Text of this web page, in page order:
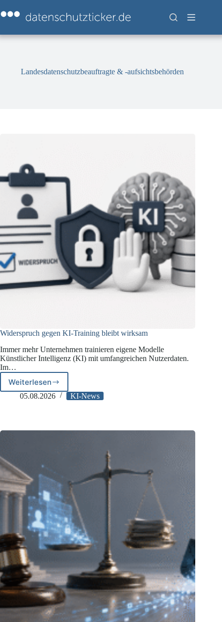
Inhalt
springen
Landesdatenschutzbeauftragte & -aufsichtsbehörden
Widerspruch gegen KI-Training bleibt wirksam
Immer mehr Unternehmen trainieren eigene Modelle
Künstlicher Intelligenz (KI) mit umfangreichen Nutzerdaten.
Im…
WeiterlesenWiderspruch
gegen
wirksam
05.08.2026 KI-News